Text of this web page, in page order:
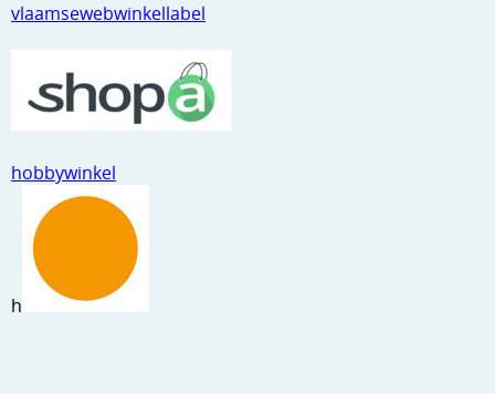
vlaamsewebwinkellabel
hobbywinkel
h